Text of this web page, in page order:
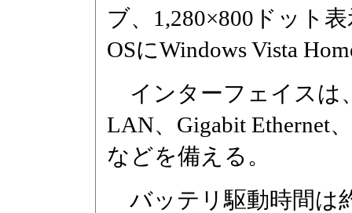
ブ、1,280×800ドット
OSにWindows Vista
インターフェイスは
LAN、Gigabit Ethernet
などを備える。
バッテリ駆動時間は